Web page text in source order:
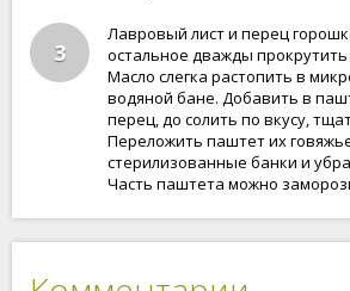
3
Лавровый лист и перец
остальное дважды прокрутить
Масло слегка растопить в
водяной бане. Добавить в
перец, до солить по вкусу,
Переложить паштет их
стерилизованные банки и
Часть паштета можно